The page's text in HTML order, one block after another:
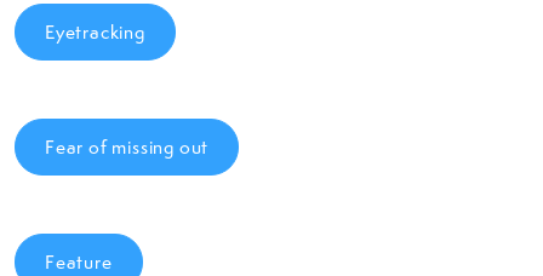
Eyetracking
Fear of missing out
Feature